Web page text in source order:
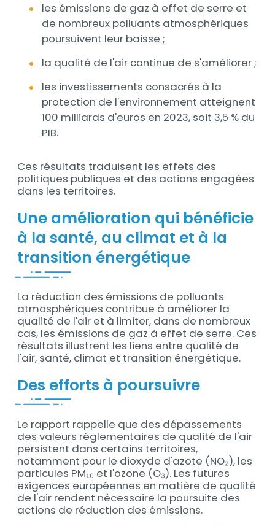
les émissions de gaz à effet de serre et
de nombreux polluants atmosphériques
poursuivent leur baisse ;
la qualité de l'air continue de s'améliorer ;
les investissements consacrés à la
protection de l'environnement atteignent
100 milliards d'euros en 2023, soit 3,5 % du
PIB.
Ces résultats traduisent les effets des
politiques publiques et des actions engagées
dans les territoires.
Une amélioration qui bénéficie
à la santé, au climat et à la
transition énergétique
La réduction des émissions de polluants
atmosphériques contribue à améliorer la
qualité de l'air et à limiter, dans de nombreux
cas, les émissions de gaz à effet de serre. Ces
résultats illustrent les liens entre qualité de
l'air, santé, climat et transition énergétique.
Des efforts à poursuivre
Le rapport rappelle que des dépassements
des valeurs réglementaires de qualité de l'air
persistent dans certains territoires,
notamment pour le dioxyde d'azote (NO₂), les
particules PM₁₀ et l'ozone (O₃). Les futures
exigences européennes en matière de qualité
de l'air rendent nécessaire la poursuite des
actions de réduction des émissions.